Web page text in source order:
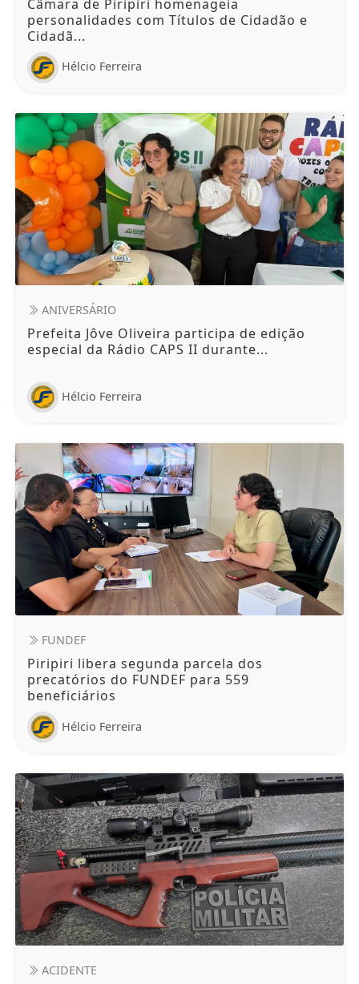
Câmara de Piripiri homenageia
personalidades com Títulos de Cidadão e
Cidadã...
Hélcio Ferreira
ANIVERSÁRIO
Prefeita Jôve Oliveira participa de edição
especial da Rádio CAPS II durante...
Hélcio Ferreira
FUNDEF
Piripiri libera segunda parcela dos
precatórios do FUNDEF para 559
beneficiários
Hélcio Ferreira
ACIDENTE